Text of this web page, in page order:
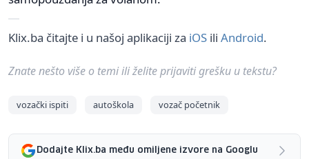
Klix.ba čitajte i u našoj aplikaciji za iOS ili Android.
Znate nešto više o temi ili želite prijaviti grešku u tekstu?
vozački ispiti autoškola vozač početnik
Dodajte Klix.ba među omiljene izvore na Googlu